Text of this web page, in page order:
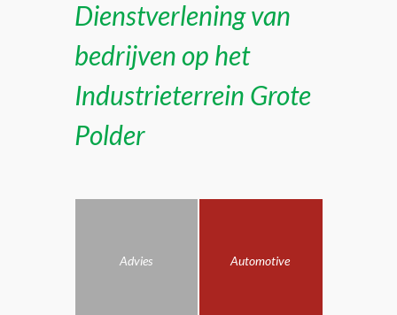
Dienstverlening van
bedrijven op het
Industrieterrein Grote
Polder
Advies Automotive